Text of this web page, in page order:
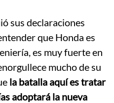
sus declaraciones
que Honda es
es muy fuerte en
mucho de su
la batalla aquí es tratar
adoptará la nueva